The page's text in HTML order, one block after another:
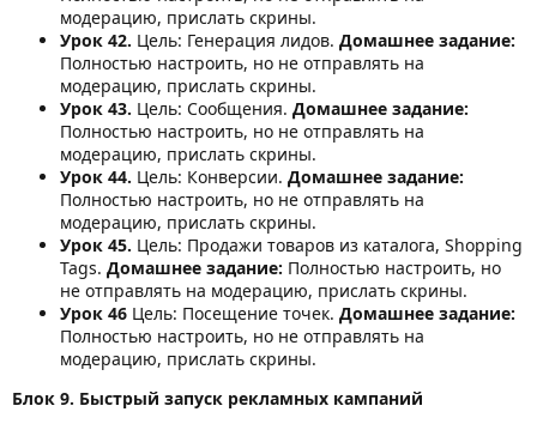
модерацию, прислать скрины.
Урок 42. Цель: Генерация лидов. Домашнее задание:
Полностью настроить, но не отправлять на
модерацию, прислать скрины.
Урок 43. Цель: Сообщения. Домашнее задание:
Полностью настроить, но не отправлять на
модерацию, прислать скрины.
Урок 44. Цель: Конверсии. Домашнее задание:
Полностью настроить, но не отправлять на
модерацию, прислать скрины.
Урок 45. Цель: Продажи товаров из каталога, Shopping
Tags. Домашнее задание: Полностью настроить, но
не отправлять на модерацию, прислать скрины.
Урок 46 Цель: Посещение точек. Домашнее задание:
Полностью настроить, но не отправлять на
модерацию, прислать скрины.
Блок 9. Быстрый запуск рекламных кампаний